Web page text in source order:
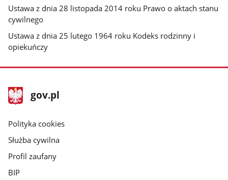
Ustawa z dnia 28 listopada 2014 roku Prawo o aktach stanu
cywilnego
Ustawa z dnia 25 lutego 1964 roku Kodeks rodzinny i
opiekuńczy
stopka
gov.pl
Strona
gov.pl
gov.pl
Polityka cookies
Służba cywilna
Profil zaufany
BIP